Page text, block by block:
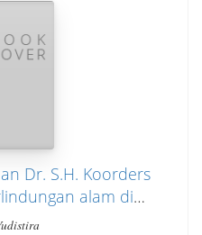
Dr. S.H. Koorders
alam di